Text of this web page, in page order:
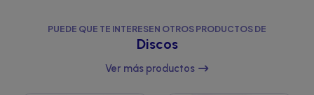
PUEDE QUE TE INTERESEN OTROS PRODUCTOS DE
Discos
Ver más productos